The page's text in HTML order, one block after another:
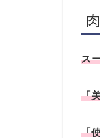
ス
「
「